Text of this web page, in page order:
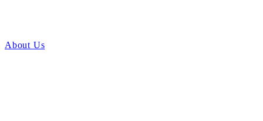
About Us